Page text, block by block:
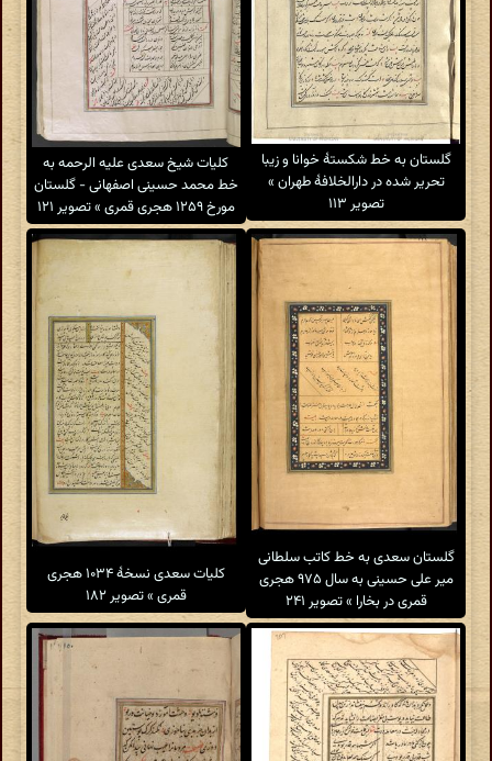
گلستان به خط شکستهٔ خوانا و زیبا
تحریر شده در دارالخلافهٔ طهران »
تصویر ۱۱۳
کلیات شیخ سعدی علیه الرحمه به
خط محمد حسینی اصفهانی - گلستان
مورخ ۱۲۵۹ هجری قمری » تصویر ۱۲۱
گلستان سعدی به خط کاتب سلطانی
میر علی حسینی به سال ۹۷۵ هجری
قمری در بخارا » تصویر ۲۴۱
کلیات سعدی نسخهٔ ۱۰۳۴ هجری
قمری » تصویر ۱۸۲